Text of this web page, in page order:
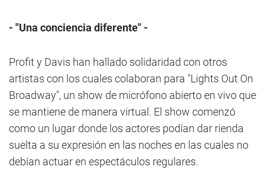
- "Una conciencia diferente" -
Profit y Davis han hallado solidaridad con otros
artistas con los cuales colaboran para "Lights Out On
Broadway", un show de micrófono abierto en vivo que
se mantiene de manera virtual. El show comenzó
como un lugar donde los actores podían dar rienda
suelta a su expresión en las noches en las cuales no
debían actuar en espectáculos regulares.